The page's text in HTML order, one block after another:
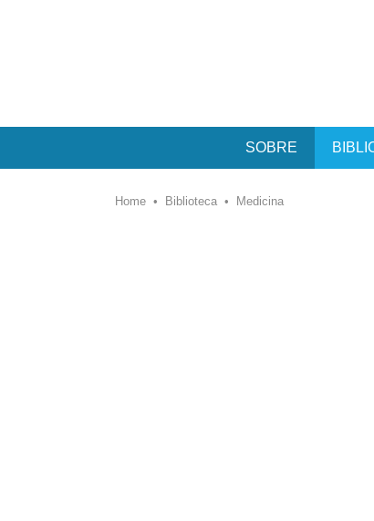
SOBRE
Home • Biblioteca • Medicina